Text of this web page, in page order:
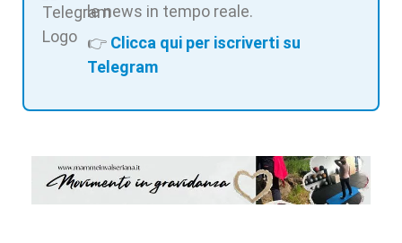
le news in tempo reale.
👉 Clicca qui per iscriverti su
Telegram